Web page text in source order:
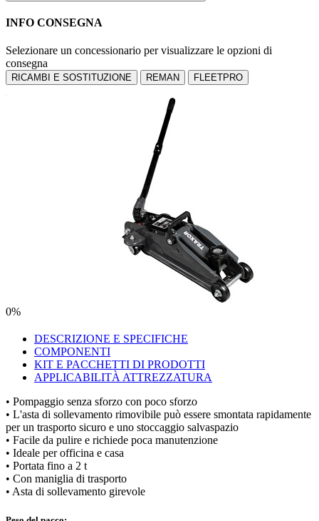
INFO CONSEGNA
Selezionare un concessionario per visualizzare le opzioni di
consegna
RICAMBI E SOSTITUZIONE REMAN FLEETPRO
0%
DESCRIZIONE E SPECIFICHE
COMPONENTI
KIT E PACCHETTI DI PRODOTTI
APPLICABILITÀ ATTREZZATURA
• Pompaggio senza sforzo con poco sforzo
• L'asta di sollevamento rimovibile può essere smontata rapidamente
per un trasporto sicuro e uno stoccaggio salvaspazio
• Facile da pulire e richiede poca manutenzione
• Ideale per officina e casa
• Portata fino a 2 t
• Con maniglia di trasporto
• Asta di sollevamento girevole